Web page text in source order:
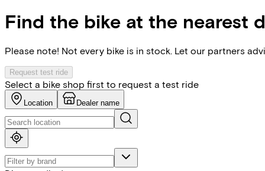
Find the bike at the nearest
Please note! Not every bike is in stock. Let our partners
Request test ride
Select a bike shop first to request a test ride
Location Dealer name